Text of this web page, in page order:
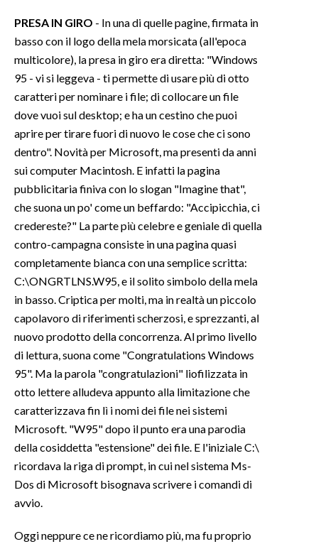
PRESA IN GIRO - In una di quelle pagine, firmata in
basso con il logo della mela morsicata (all'epoca
multicolore), la presa in giro era diretta: "Windows
95 - vi si leggeva - ti permette di usare più di otto
caratteri per nominare i file; di collocare un file
dove vuoi sul desktop; e ha un cestino che puoi
aprire per tirare fuori di nuovo le cose che ci sono
dentro". Novità per Microsoft, ma presenti da anni
sui computer Macintosh. E infatti la pagina
pubblicitaria finiva con lo slogan "Imagine that",
che suona un po' come un beffardo: "Accipicchia, ci
credereste?" La parte più celebre e geniale di quella
contro-campagna consiste in una pagina quasi
completamente bianca con una semplice scritta:
C:\ONGRTLNS.W95, e il solito simbolo della mela
in basso. Criptica per molti, ma in realtà un piccolo
capolavoro di riferimenti scherzosi, e sprezzanti, al
nuovo prodotto della concorrenza. Al primo livello
di lettura, suona come "Congratulations Windows
95". Ma la parola "congratulazioni" liofilizzata in
otto lettere alludeva appunto alla limitazione che
caratterizzava fin lì i nomi dei file nei sistemi
Microsoft. "W95" dopo il punto era una parodia
della cosiddetta "estensione" dei file. E l'iniziale C:\
ricordava la riga di prompt, in cui nel sistema Ms-
Dos di Microsoft bisognava scrivere i comandi di
avvio.
Oggi neppure ce ne ricordiamo più, ma fu proprio